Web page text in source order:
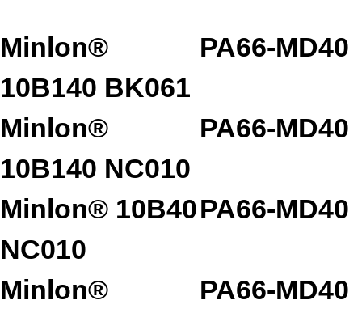
Minlon®
10B140 BK061
PA66-MD40
Minlon®
10B140 NC010
PA66-MD40
Minlon® 10B40
NC010
PA66-MD40
Minlon®
PA66-MD40